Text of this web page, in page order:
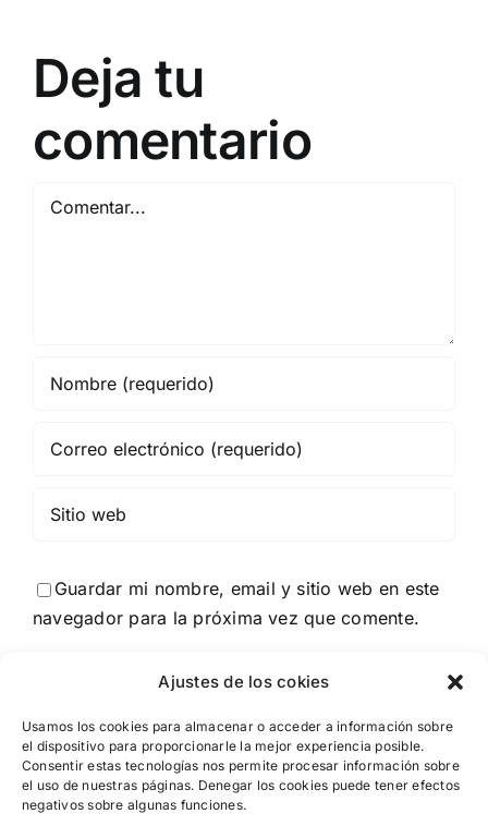
Ajustes de los cokies
Usamos los cookies para almacenar o acceder a información sobre
el dispositivo para proporcionarle la mejor experiencia posible.
Consentir estas tecnologías nos permite procesar información sobre
el uso de nuestras páginas. Denegar los cookies puede tener efectos
negativos sobre algunas funciones.
Deja tu
comentario
Guardar mi nombre, email y sitio web en este
navegador para la próxima vez que comente.